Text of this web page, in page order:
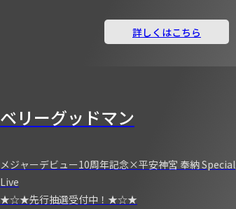
詳しくはこちら
ベリーグッドマン
メジャーデビュー10周年記念×平安神宮 奉納 Special
Live
★☆★先行抽選受付中！★☆★